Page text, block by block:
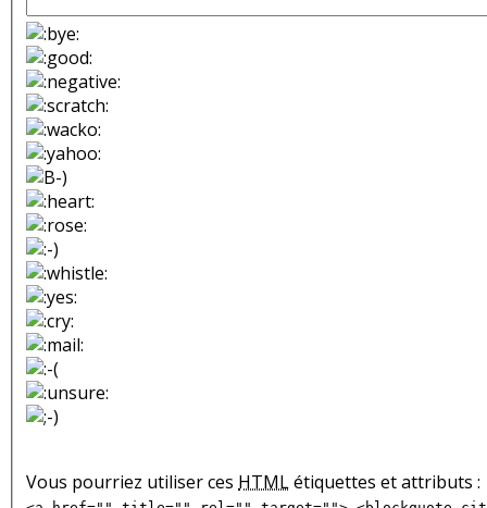
Vous pourriez utiliser ces HTMLétiquettes et attributs :